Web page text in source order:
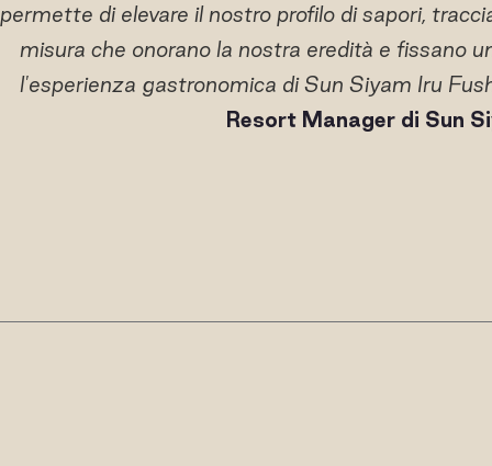
permette di elevare il nostro profilo di sapori,
misura che onorano la nostra eredità e fissano
l'esperienza gastronomica di Sun Siyam Iru
Resort Manager di Sun